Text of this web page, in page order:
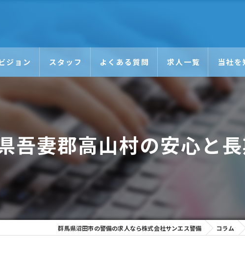
ビジョン スタッフ よくある質問 求人一覧 当社を
未経験
正社員
吾妻郡高山村の安心と
群馬県沼田市の警備の求人なら株式会社サンエス警備 コラム